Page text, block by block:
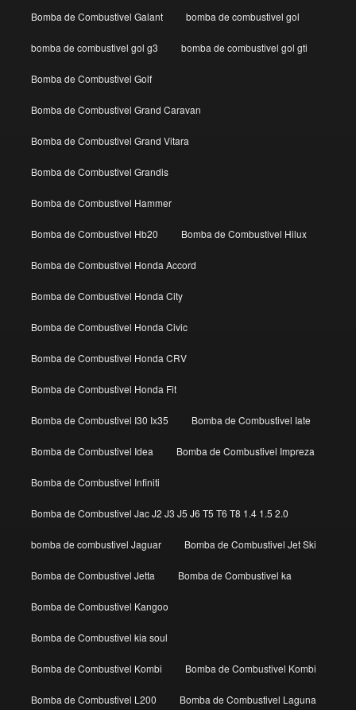
Bomba de Combustivel Galant bomba de combustivel gol
bomba de combustivel gol g3 bomba de combustivel gol gti
Bomba de Combustivel Golf
Bomba de Combustivel Grand Caravan
Bomba de Combustivel Grand Vitara
Bomba de Combustivel Grandis
Bomba de Combustivel Hammer
Bomba de Combustivel Hb20 Bomba de Combustivel Hilux
Bomba de Combustivel Honda Accord
Bomba de Combustivel Honda City
Bomba de Combustivel Honda Civic
Bomba de Combustivel Honda CRV
Bomba de Combustivel Honda Fit
Bomba de Combustivel I30 Ix35 Bomba de Combustivel Iate
Bomba de Combustivel Idea Bomba de Combustivel Impreza
Bomba de Combustivel Infiniti
Bomba de Combustivel Jac J2 J3 J5 J6 T5 T6 T8 1.4 1.5 2.0
bomba de combustivel Jaguar Bomba de Combustivel Jet Ski
Bomba de Combustivel Jetta Bomba de Combustivel ka
Bomba de Combustivel Kangoo
Bomba de Combustivel kia soul
Bomba de Combustivel Kombi Bomba de Combustivel Kombi
Bomba de Combustivel L200 Bomba de Combustivel Laguna